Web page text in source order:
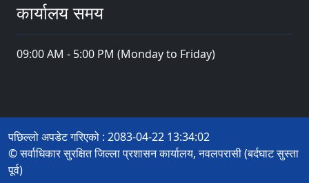
कार्यालय समय
09:00 AM - 5:00 PM (Monday to Friday)
पछिल्लो अपडेट गरिएको : 2083-04-22 13:34:02
© सर्वाधिकार सुरक्षित जिल्ला प्रशासन कार्यालय, नवलपरासी (बर्दघाट सुस्ता
पूर्व)